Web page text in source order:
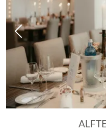
Vorheriges Bild